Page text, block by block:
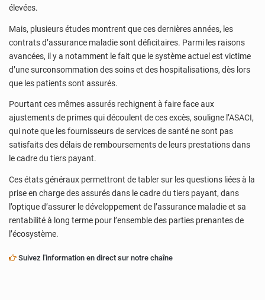
élevées.
Mais, plusieurs études montrent que ces dernières années, les
contrats d’assurance maladie sont déficitaires. Parmi les raisons
avancées, il y a notamment le fait que le système actuel est victime
d’une surconsommation des soins et des hospitalisations, dès lors
que les patients sont assurés.
Pourtant ces mêmes assurés rechignent à faire face aux
ajustements de primes qui découlent de ces excès, souligne l’ASACI,
qui note que les fournisseurs de services de santé ne sont pas
satisfaits des délais de remboursements de leurs prestations dans
le cadre du tiers payant.
Ces états généraux permettront de tabler sur les questions liées à la
prise en charge des assurés dans le cadre du tiers payant, dans
l’optique d’assurer le développement de l’assurance maladie et sa
rentabilité à long terme pour l’ensemble des parties prenantes de
l’écosystème.
Suivez l'information en direct sur notre chaîne